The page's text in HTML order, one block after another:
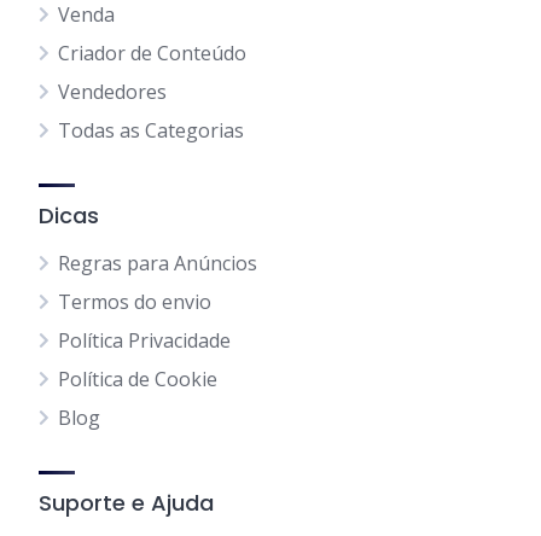
Venda
Criador de Conteúdo
Vendedores
Todas as Categorias
Dicas
Regras para Anúncios
Termos do envio
Política Privacidade
Política de Cookie
Blog
Suporte e Ajuda